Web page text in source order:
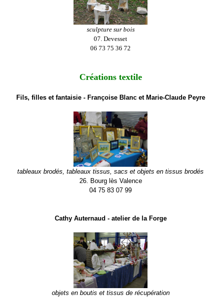
sculpture sur bois
07. Devesset
06 73 75 36 72
Créations textile
Fils, filles et fantaisie - Françoise Blanc et Marie-Claude Peyre
tableaux brodés, tableaux tissus, sacs et objets en tissus brodés
26. Bourg lès Valence
04 75 83 07 99
Cathy Auternaud - atelier de la Forge
objets en boutis et tissus de récupération